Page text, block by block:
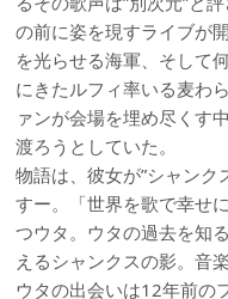
の前に姿を現すライブが
を光らせる海軍、そして
にきたルフィ率いる麦わ
ァンが会場を埋め尽くす
渡ろうとしていた。
物語は、彼女が”シャンク
すー。「世界を歌で幸せ
つウタ。ウタの過去を知
えるシャンクスの影。音
ウタの出会いは12年前の